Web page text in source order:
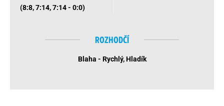
(8:8, 7:14, 7:14 - 0:0)
ROZHODČÍ
Blaha - Rychlý, Hladík